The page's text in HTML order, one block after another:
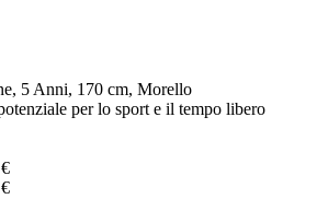
5 Anni, 170 cm, Morello
per lo sport e il tempo libero